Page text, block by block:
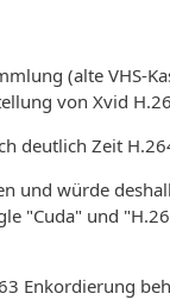
(alte VHS-
von Xvid
deutlich Zeit
und würde
"Cuda" und
Enkordierung